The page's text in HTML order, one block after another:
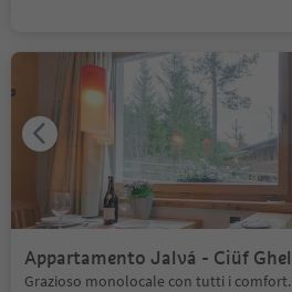
Appartamento Jalvá - Ciüf Ghel
Grazioso monolocale con tutti i comfort.